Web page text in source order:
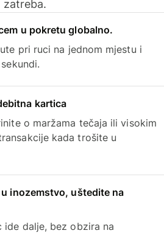
zatreba.
u pokretu globalno.
pri ruci na jednom mjestu i
kartica
o maržama tečaja ili visokim
kada trošite u
inozemstvo, uštedite na
ide dalje, bez obzira na